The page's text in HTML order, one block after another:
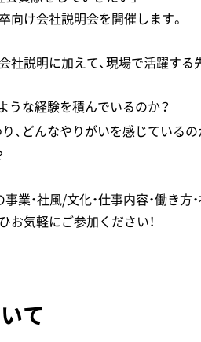
向け会社説明会を開催します。
社説明に加えて、現場で活躍す
うな経験を積んでいるのか？
、どんなやりがいを感じているの
業・社風/文化・仕事内容・働き方
お気軽にご参加ください！
て